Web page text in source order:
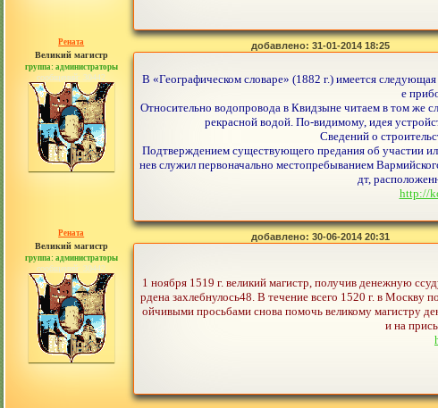
Рената
Великий магистр
группа: администраторы
сообщений: 30442
добавлено: 31-01-2014 18:25
В «Географическом словаре» (1882 г.) имеется
е
Относительно водопровода в Квидзыне читаем в том же
рекрасной водой. По-видимому, идея
Сведений о
Подтверждением существующего предания об участии
нев служил первоначально местопребыванием
дт,
http://
Рената
Великий магистр
группа: администраторы
сообщений: 30442
добавлено: 30-06-2014 20:31
1 ноября 1519 г. великий магистр, получив денежную
рдена захлебнулось48. В течение всего 1520 г. в
ойчивыми просьбами снова помочь великому магистру
и на